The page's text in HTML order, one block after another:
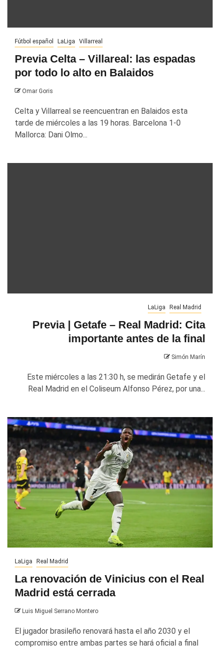
Fútbol español LaLiga Villarreal
Previa Celta – Villareal: las espadas
por todo lo alto en Balaidos
Omar Goris
Celta y Villarreal se reencuentran en Balaidos esta
tarde de miércoles a las 19 horas. Barcelona 1-0
Mallorca: Dani Olmo...
LaLiga Real Madrid
Previa | Getafe – Real Madrid: Cita
importante antes de la final
Simón Marín
Este miércoles a las 21:30 h, se medirán Getafe y el
Real Madrid en el Coliseum Alfonso Pérez, por una...
LaLiga Real Madrid
La renovación de Vinicius con el Real
Madrid está cerrada
Luis Miguel Serrano Montero
El jugador brasileño renovará hasta el año 2030 y el
compromiso entre ambas partes se hará oficial a final